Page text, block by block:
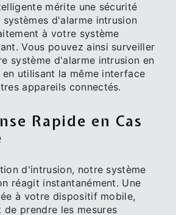
mérite une sécurité
d'alarme intrusion
à votre système
Vous pouvez ainsi surveiller
système d'alarme intrusion en
utilisant la même interface
appareils connectés.
Rapide en Cas
d'intrusion, notre système
réagit instantanément. Une
à votre dispositif mobile,
prendre les mesures